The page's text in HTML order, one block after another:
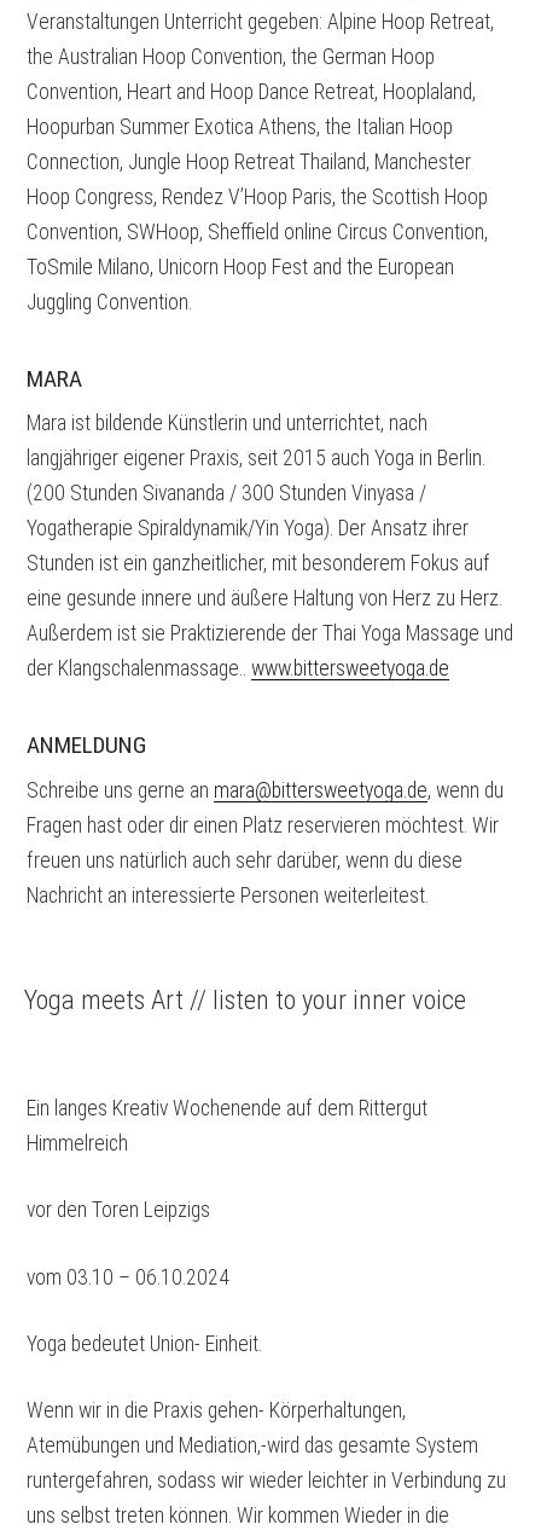
Veranstaltungen Unterricht gegeben: Alpine Hoop Retreat,
the Australian Hoop Convention, the German Hoop
Convention, Heart and Hoop Dance Retreat, Hooplaland,
Hoopurban Summer Exotica Athens, the Italian Hoop
Connection, Jungle Hoop Retreat Thailand, Manchester
Hoop Congress, Rendez V’Hoop Paris, the Scottish Hoop
Convention, SWHoop, Sheffield online Circus Convention,
ToSmile Milano, Unicorn Hoop Fest and the European
Juggling Convention.
MARA
Mara ist bildende Künstlerin und unterrichtet, nach
langjähriger eigener Praxis, seit 2015 auch Yoga in Berlin.
(200 Stunden Sivananda / 300 Stunden Vinyasa /
Yogatherapie Spiraldynamik/Yin Yoga). Der Ansatz ihrer
Stunden ist ein ganzheitlicher, mit besonderem Fokus auf
eine gesunde innere und äußere Haltung von Herz zu Herz.
Außerdem ist sie Praktizierende der Thai Yoga Massage und
der Klangschalenmassage..www.bittersweetyoga.de
ANMELDUNG
Schreibe uns gerne an mara@bittersweetyoga.de, wenn du
Fragen hast oder dir einen Platz reservieren möchtest. Wir
freuen uns natürlich auch sehr darüber, wenn du diese
Nachricht an interessierte Personen weiterleitest.
Yoga meets Art // listen to your inner voice
Ein langes Kreativ Wochenende auf dem Rittergut
Himmelreich
vor den Toren Leipzigs
vom 03.10 – 06.10.2024
Yoga bedeutet Union- Einheit.
Wenn wir in die Praxis gehen- Körperhaltungen,
Atemübungen und Mediation,-wird das gesamte System
runtergefahren, sodass wir wieder leichter in Verbindung zu
uns selbst treten können. Wir kommen Wieder in die